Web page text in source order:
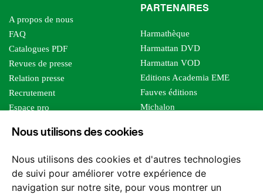
Nous utilisons des cookies
Nous utilisons des cookies et d'autres technologies
de suivi pour améliorer votre expérience de
navigation sur notre site, pour vous montrer un
A propos de nous
FAQ
Catalogues PDF
Revues de presse
Relation presse
Recrutement
Espace pro
Foreign rights
PARTENAIRES
Harmathèque
Harmattan DVD
Harmattan VOD
Editions Academia EME
Fauves éditions
Michalon
Editions Sutton
Les impliqués
Tous les éditeurs